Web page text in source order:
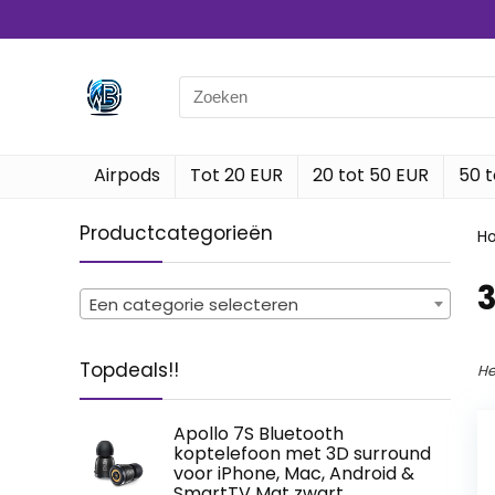
Search
for:
Airpods Tot 20 EUR 20 tot 50 EUR 50
Productcategorieën
Een categorie selecteren
Topdeals!!
Apollo 7S Bluetooth
koptelefoon met 3D surround
voor iPhone, Mac, Android &